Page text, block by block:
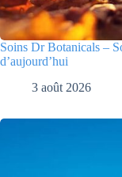
Soins Dr Botanicals –
d’aujourd’hui
3 août 2026